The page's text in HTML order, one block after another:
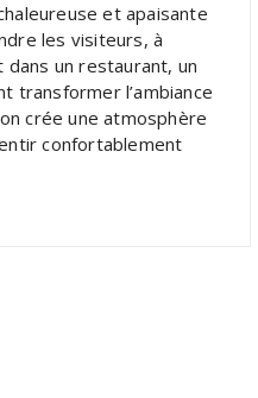
et apaisante
les visiteurs, à
un restaurant, un
transformer l’ambiance
crée une atmosphère
confortablement